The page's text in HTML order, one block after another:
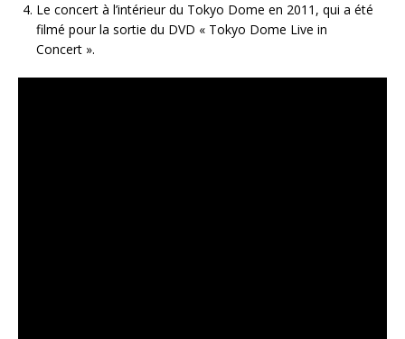
Le concert à l’intérieur du Tokyo Dome en 2011, qui a été
filmé pour la sortie du DVD « Tokyo Dome Live in
Concert ».